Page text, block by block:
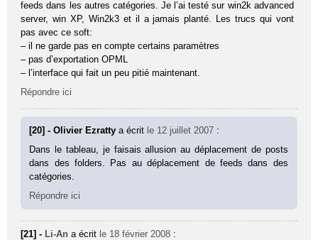
feeds dans les autres catégories. Je l’ai testé sur win2k advanced
server, win XP, Win2k3 et il a jamais planté. Les trucs qui vont
pas avec ce soft:
– il ne garde pas en compte certains paramètres
– pas d’exportation OPML
– l’interface qui fait un peu pitié maintenant.
Répondre ici
[20] - Olivier Ezrattya écrit le 12 juillet 2007 :
Dans le tableau, je faisais allusion au déplacement de posts
dans des folders. Pas au déplacement de feeds dans des
catégories.
Répondre ici
[21] - Li-An a écrit le 18 février 2008 :